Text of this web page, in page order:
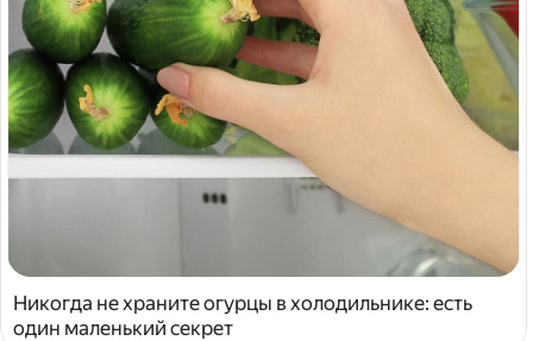
Никогда не храните огурцы в холодильнике: есть
один маленький секрет